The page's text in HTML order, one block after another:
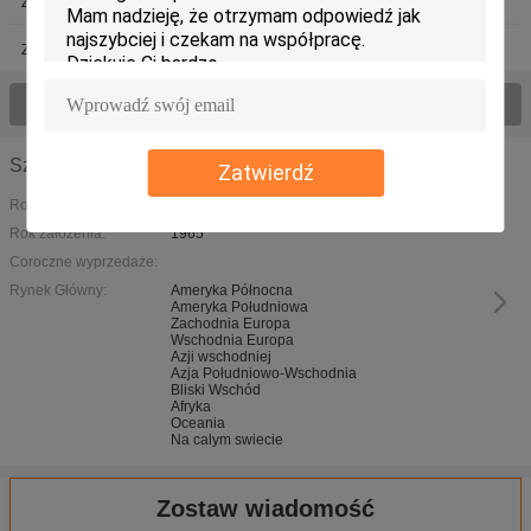
Zatwierdź
elektromagnetycznego
Zegar elektromagnetyczny
Zobacz wszystkie produkty
Szczegóły firmy
Rodzaj działalności:
Rok założenia:
1965
Coroczne wyprzedaże:
Rynek Główny:
Ameryka Północna
Ameryka Południowa
Zachodnia Europa
Wschodnia Europa
Azji wschodniej
Azja Południowo-Wschodnia
Bliski Wschód
Afryka
Oceania
Na calym swiecie
Zostaw wiadomość